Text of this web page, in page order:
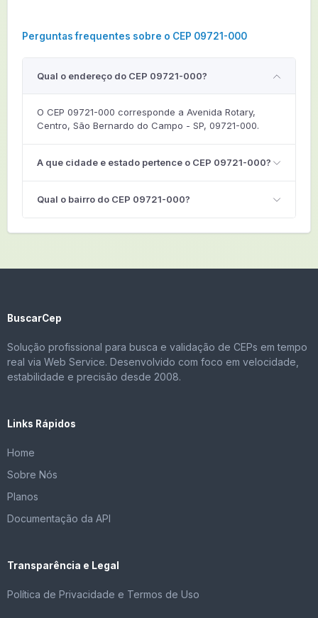
Perguntas frequentes sobre o CEP 09721-000
Qual o endereço do CEP 09721-000?
O CEP 09721-000 corresponde a Avenida Rotary,
Centro, São Bernardo do Campo - SP, 09721-000.
A que cidade e estado pertence o CEP 09721-000?
Qual o bairro do CEP 09721-000?
BuscarCep
Solução profissional para busca e validação de CEPs em tempo
real via Web Service. Desenvolvido com foco em velocidade,
estabilidade e precisão desde 2008.
Links Rápidos
Home
Sobre Nós
Planos
Documentação da API
Transparência e Legal
Política de Privacidade e Termos de Uso